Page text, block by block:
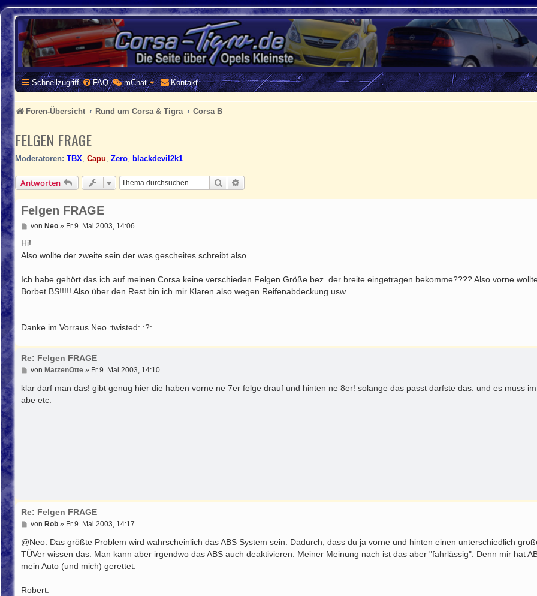
CORSA-TIGRA.DE
Homepage und Forum rund um Opel Corsa und Tigra
Schnellzugriff FAQ mChat Kontakt
Foren-Übersicht Rund um Corsa & Tigra Corsa B
FELGEN FRAGE
Moderatoren: TBX, Capu, Zero, blackdevil2k1
Antworten Suche
Felgen FRAGE
B
i
t
r
g
von Neo» Fr 9. Mai 2003, 14:06
Hi!
Also wollte der zweite sein der was gescheites schreibt also...
Ich habe gehört das ich auf meinen Corsa keine verschieden Felgen Größe bez. der breite eingetragen bekomme???? Also vorne
Borbet BS!!!!! Also über den Rest bin ich mir Klaren also wegen Reifenabdeckung usw....
Danke im Vorraus Neo :twisted: :?:
Re: Felgen FRAGE
B
i
r
von MatzenOtte» Fr 9. Mai 2003, 14:10
klar darf man das! gibt genug hier die haben vorne ne 7er felge drauf und hinten ne 8er! solange das passt darfste das. und es muss
abe etc.
Re: Felgen FRAGE
B
i
t
r
a
von Rob» Fr 9. Mai 2003, 14:17
@Neo: Das größte Problem wird wahrscheinlich das ABS System sein. Dadurch, dass du ja vorne und hinten einen unterschiedlich
TÜVer wissen das. Man kann aber irgendwo das ABS auch deaktivieren. Meiner Meinung nach ist das aber "fahrlässig". Denn mir hat
mein Auto (und mich) gerettet.
Robert.